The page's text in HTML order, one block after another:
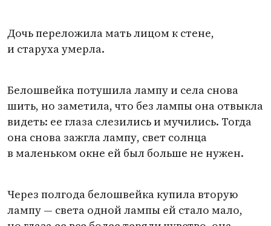
Дочь переложила мать лицом к стене,
и старуха умерла.
Белошвейка потушила лампу и села снова
шить, но заметила, что без лампы она отвыкла
видеть: ее глаза слезились и мучились. Тогда
она снова зажгла лампу, свет солнца
в маленьком окне ей был больше не нужен.
Через полгода белошвейка купила вторую
лампу — света одной лампы ей стало мало,